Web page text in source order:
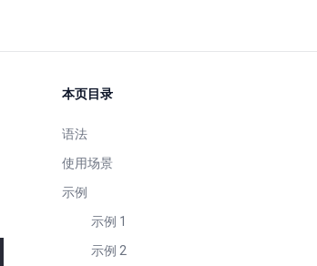
本页目录
语法
使用场景
示例
示例 1
示例 2